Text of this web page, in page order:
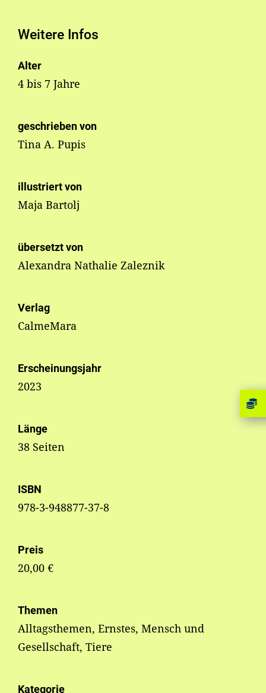
Weitere Infos
Alter
4 bis 7 Jahre
geschrieben von
Tina A. Pupis
illustriert von
Maja Bartolj
übersetzt von
Alexandra Nathalie Zaleznik
Verlag
CalmeMara
Erscheinungsjahr
2023
Länge
38 Seiten
ISBN
978-3-948877-37-8
Preis
20,00 €
Themen
Alltagsthemen, Ernstes, Mensch und
Gesellschaft, Tiere
Kategorie